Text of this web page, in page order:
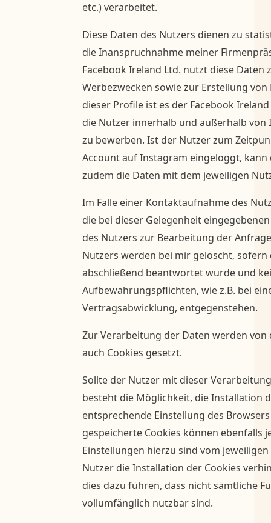
etc.) verarbeitet.
Diese Daten des Nutzers dienen zu
die Inanspruchnahme meiner
Facebook Ireland Ltd. nutzt diese
Werbezwecken sowie zur Erstellung
dieser Profile ist es der Facebook
die Nutzer innerhalb und außerhalb
zu bewerben. Ist der Nutzer zum
Account auf Instagram eingeloggt, kann
zudem die Daten mit dem jeweiligen
Im Falle einer Kontaktaufnahme des
die bei dieser Gelegenheit
des Nutzers zur Bearbeitung der
Nutzers werden bei mir gelöscht, sofern
abschließend beantwortet wurde und
Aufbewahrungspflichten, wie z.B. bei
Vertragsabwicklung, entgegenstehen.
Zur Verarbeitung der Daten werden von
auch Cookies gesetzt.
Sollte der Nutzer mit dieser
besteht die Möglichkeit, die Installation
entsprechende Einstellung des
gespeicherte Cookies können ebenfalls
Einstellungen hierzu sind vom
Nutzer die Installation der Cookies
dies dazu führen, dass nicht sämtliche
vollumfänglich nutzbar sind.